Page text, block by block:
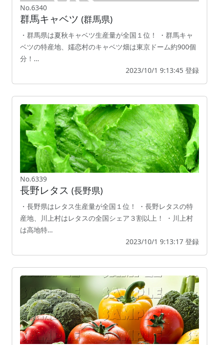
No.6340
群馬キャベツ (群馬県)
・群馬県は夏秋キャベツ生産量が全国１位！ ・群馬キャ
ベツの特産地、嬬恋村のキャベツ畑は東京ドーム約900個
分！…
2023/10/1 9:13:45 登録
No.6339
長野レタス (長野県)
・長野県はレタス生産量が全国１位！ ・長野レタスの特
産地、川上村はレタスの全国シェア３割以上！ ・川上村
は高地特…
2023/10/1 9:13:17 登録